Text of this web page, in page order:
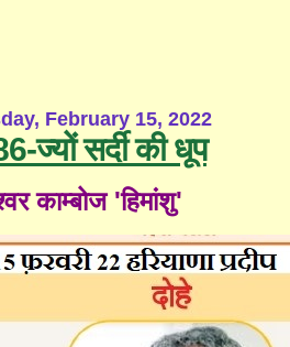
February 15, 2022
ज्यों सर्दी की धूप
काम्बोज 'हिमांशु'